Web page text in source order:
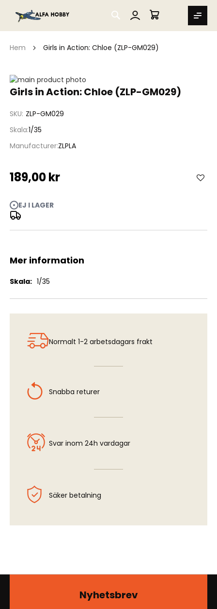
SEARCH
MIN VARUKORG
Hem Girls in Action: Chloe (ZLP-GM029)
Girls in Action: Chloe (ZLP-GM029)
SKU ZLP-GM029
Skala 1/35
Manufacturer ZLPLA
189,00 kr
EJ I LAGER
Hoppa
till
bildgalleriet
Hoppa
av
bildgalleriet
Mer information
Mer
1/35
Normalt 1-2 arbetsdagars frakt
Snabba returer
Svar inom 24h vardagar
Säker betalning
Nyhetsbrev